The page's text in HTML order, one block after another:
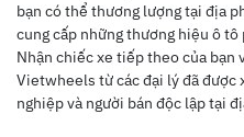
bạn có thể thương lượng tại địa
cung cấp những thương hiệu ô
Nhận chiếc xe tiếp theo của bạn
Vietwheels từ các đại lý đã được
nghiệp và người bán độc lập tại